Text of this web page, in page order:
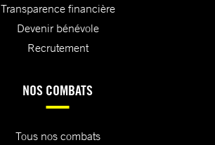
Transparence financière
Devenir bénévole
Recrutement
NOS COMBATS
Tous nos combats